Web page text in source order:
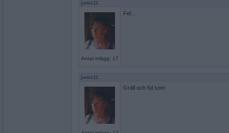
junis11
Antal inlägg: 17
Fel...
junis11
Gräll och ful som